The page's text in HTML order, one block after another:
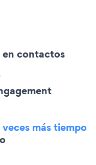
en contactos
más tiempo